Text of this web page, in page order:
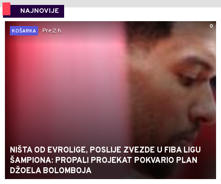
NAJNOVIJE
0
KOŠARKA
Pre 2 h
NIŠTA OD EVROLIGE, POSLIJE ZVEZDE U FIBA LIGU
ŠAMPIONA: PROPALI PROJEKAT POKVARIO PLAN
DŽOELA BOLOMBOJA